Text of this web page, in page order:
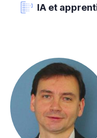
IA et